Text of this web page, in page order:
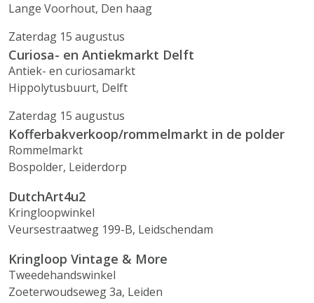
Lange Voorhout, Den haag
Zaterdag 15 augustus
Curiosa- en Antiekmarkt Delft
Antiek- en curiosamarkt
Hippolytusbuurt, Delft
Zaterdag 15 augustus
Kofferbakverkoop/rommelmarkt in de polder
Rommelmarkt
Bospolder, Leiderdorp
DutchArt4u2
Kringloopwinkel
Veursestraatweg 199-B, Leidschendam
Kringloop Vintage & More
Tweedehandswinkel
Zoeterwoudseweg 3a, Leiden